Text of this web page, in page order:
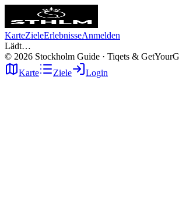
KarteZieleErlebnisseAnmelden
Lädt…
© 2026 Stockholm Guide · Tiqets &
Karte
Ziele Login